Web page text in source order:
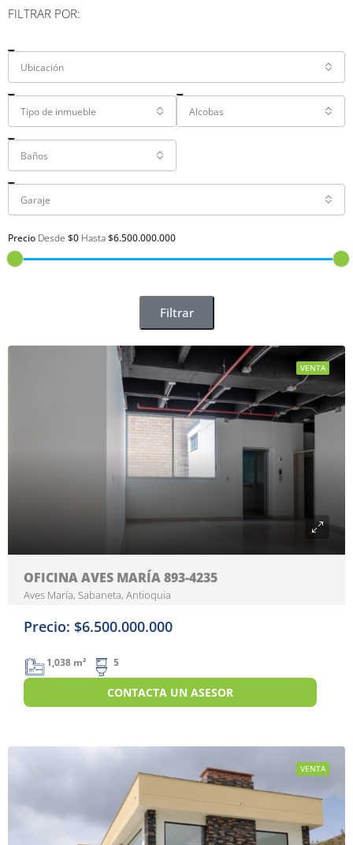
FILTRAR POR:
Ubicación
Tipo de inmueble Alcobas
Baños
Garaje
Precio Desde $0 Hasta$6.500.000.000
Filtrar
VENTA
OFICINA AVES MARÍA 893-4235
Aves María, Sabaneta, Antioquia
Precio: $6.500.000.000
1,038 m² 5
CONTACTA UN ASESOR
VENTA